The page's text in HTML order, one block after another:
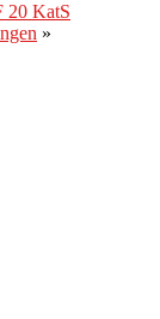
20 KatS
»